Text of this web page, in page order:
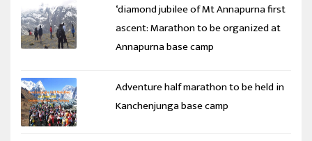
‘diamond jubilee of Mt Annapurna first
ascent: Marathon to be organized at
Annapurna base camp
Adventure half marathon to be held in
Kanchenjunga base camp